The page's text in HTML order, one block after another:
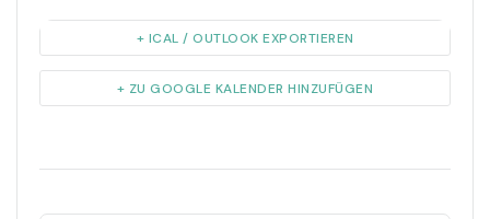
+ ZU GOOGLE KALENDER HINZUFÜGEN
+ ICAL / OUTLOOK EXPORTIEREN